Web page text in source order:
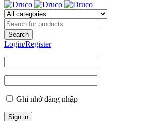
Login/Register
Ghi nhớ đăng nhập